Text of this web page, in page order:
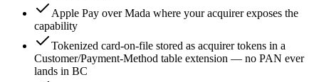
Apple Pay over Mada where your acquirer exposes the
capability
Tokenized card-on-file stored as acquirer tokens in a
Customer/Payment-Method table extension — no PAN ever
lands in BC